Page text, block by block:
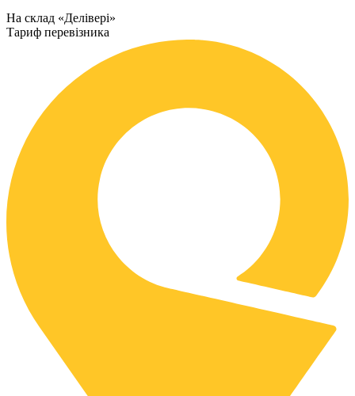
На склад «Делівері»
Тариф перевізника